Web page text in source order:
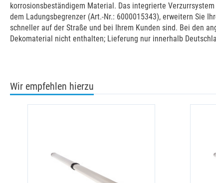
korrosionsbeständigem Material. Das integrierte
dem Ladungsbegrenzer (Art.-Nr.: 6000015343), erweitern Sie
schneller auf der Straße und bei Ihrem Kunden sind. Bei den
Dekomaterial nicht enthalten; Lieferung nur innerhalb
Wir empfehlen hierzu